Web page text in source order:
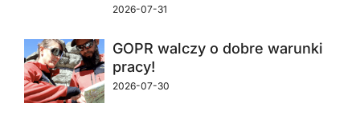
2026-07-31
GOPR walczy o dobre warunki
pracy!
2026-07-30